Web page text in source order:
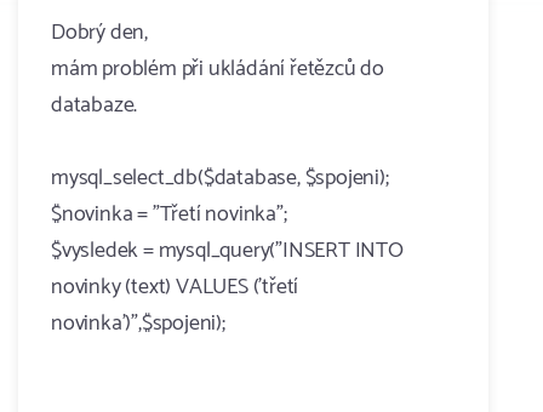
Dobrý den,
mám problém při ukládání řetězců do
databaze.
mysql_select_db($database, $spojeni);
$novinka = "Třetí novinka";
$vysledek = mysql_query("INSERT INTO
novinky (text) VALUES ('třetí
novinka')",$spojeni);